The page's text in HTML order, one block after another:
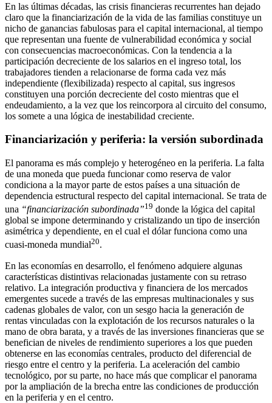
En las últimas décadas, las crisis financieras recurrentes han dejado
claro que la financiarización de la vida de las familias constituye un
nicho de ganancias fabulosas para el capital internacional, al tiempo
que representan una fuente de vulnerabilidad económica y social
con consecuencias macroeconómicas. Con la tendencia a la
participación decreciente de los salarios en el ingreso total, los
trabajadores tienden a relacionarse de forma cada vez más
independiente (flexibilizada) respecto al capital, sus ingresos
constituyen una porción decreciente del costo mientras que el
endeudamiento, a la vez que los reincorpora al circuito del consumo,
los somete a una lógica de inestabilidad creciente.
Financiarización y periferia: la versión subordinada
El panorama es más complejo y heterogéneo en la periferia. La falta
de una moneda que pueda funcionar como reserva de valor
condiciona a la mayor parte de estos países a una situación de
dependencia estructural respecto del capital internacional. Se trata de
una “financiarización subordinada”19 donde la lógica del capital
global se impone determinando y cristalizando un tipo de inserción
asimétrica y dependiente, en el cual el dólar funciona como una
cuasi-moneda mundial20.
En las economías en desarrollo, el fenómeno adquiere algunas
características distintivas relacionadas justamente con su retraso
relativo. La integración productiva y financiera de los mercados
emergentes sucede a través de las empresas multinacionales y sus
cadenas globales de valor, con un sesgo hacia la generación de
rentas vinculadas con la explotación de los recursos naturales o la
mano de obra barata, y a través de las inversiones financieras que se
benefician de niveles de rendimiento superiores a los que pueden
obtenerse en las economías centrales, producto del diferencial de
riesgo entre el centro y la periferia. La aceleración del cambio
tecnológico, por su parte, no hace más que complicar el panorama
por la ampliación de la brecha entre las condiciones de producción
en la periferia y en el centro.